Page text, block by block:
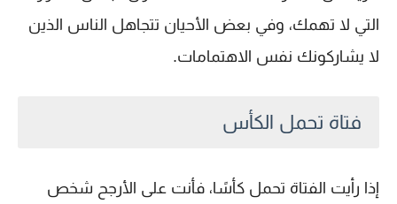
التي لا تهمك، وفي بعض الأحيان تتجاهل الناس الذين
لا يشاركونك نفس الاهتمامات.
فتاة تحمل الكأس
إذا رأيت الفتاة تحمل كأسًا، فأنت على الأرجح شخص